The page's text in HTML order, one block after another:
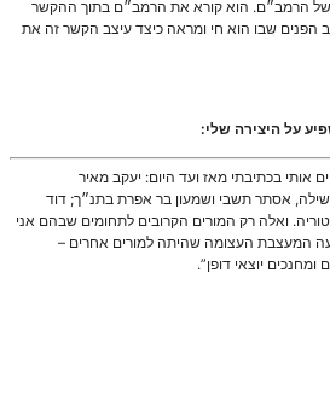
של הרמב״ם. הוא קורא את הרמב״ם בתוך ההקשר
הפנים שבו הוא חי ומראה כיצד עיצב הקשר זה את
על היצירה שלי:
אותי בכתיבתי מאז ועד היום: יעקב מאיר
אסתר תשבי ושמעון בר אפרת בתנ״ך; דוד
ואלה רק המורים הקרובים לתחומים שבהם אני
המעצבת העצומה שהיתה למורים אחרים –
יוצאי דופן”.